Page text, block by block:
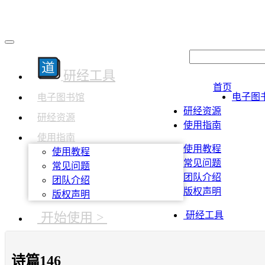
研经工具
电子图书馆
研经资源
使用指南
使用教程
常见问题
团队介绍
版权声明
开始使用 >
首页
电子图
研经资源
使用指南
使用教程
常见问题
团队介绍
版权声明
研经工具
诗篇146